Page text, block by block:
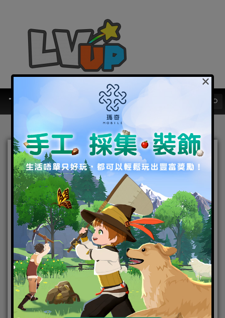
《星之夢幻島》推出全新聖
屬性雙生姊妹花靈「並蒂
蓮」
2022-03-04|Android,IOS,手機遊戲
×